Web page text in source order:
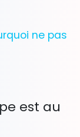
ne pas
est au